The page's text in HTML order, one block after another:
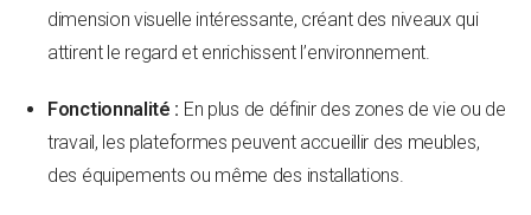
dimension visuelle intéressante, créant des niveaux qui
attirent le regard et enrichissent l’environnement.
Fonctionnalité : En plus de définir des zones de vie ou de
travail, les plateformes peuvent accueillir des meubles,
des équipements ou même des installations.